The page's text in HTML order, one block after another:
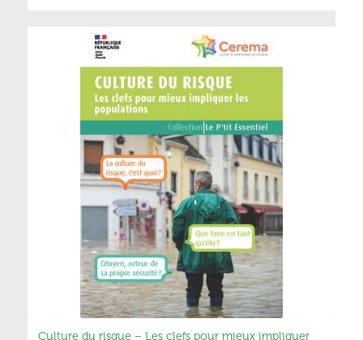
Culture du risque – Les clefs pour mieux impliquer